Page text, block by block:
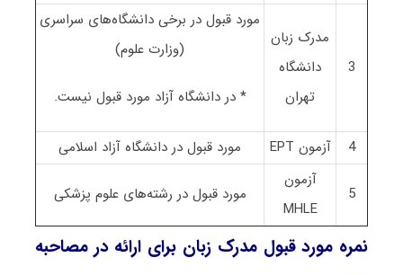
3
مدرک زبان
دانشگاه
تهران
مورد قبول در برخی دانشگاه‌های سراسری
(وزارت علوم)
* در دانشگاه آزاد مورد قبول نیست.
4 آزمون EPT مورد قبول در دانشگاه آزاد اسلامی
5
آزمون
MHLE
مورد قبول در رشته‌های علوم پزشکی
نمره مورد قبول مدرک زبان برای ارائه در مصاحبه